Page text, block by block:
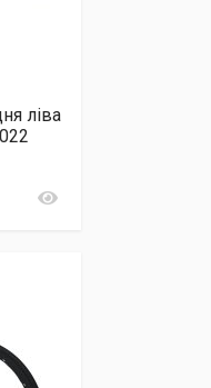
ліва